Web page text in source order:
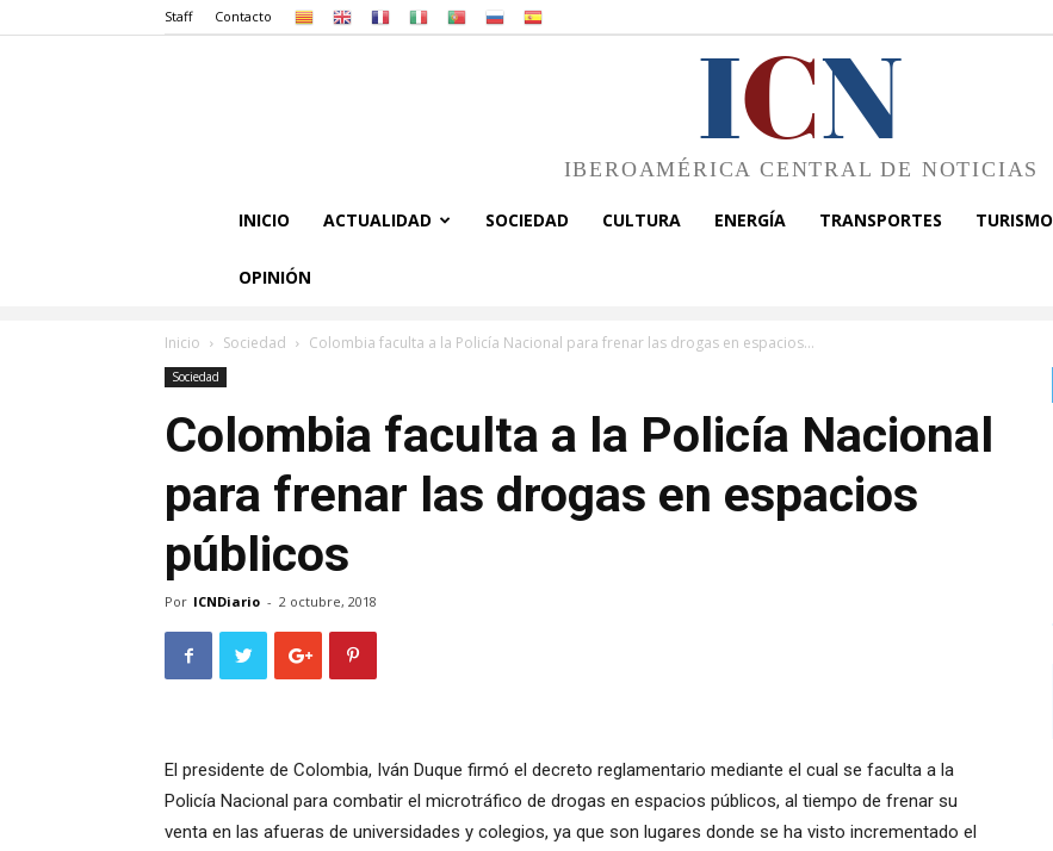
Staff Contacto
ICN
IBEROAMÉRICA CENTRAL DE NOTICIAS
INICIO ACTUALIDAD SOCIEDAD CULTURA ENERGÍA TRANSPORTES TURISMO
OPINIÓN
Inicio Sociedad Colombia faculta a la Policía Nacional para frenar las drogas en espacios...
Sociedad
Colombia faculta a la Policía Nacional
para frenar las drogas en espacios
públicos
Por ICNDiario - 2 octubre, 2018
El presidente de Colombia, Iván Duque firmó el decreto reglamentario mediante el cual se faculta a la
Policía Nacional para combatir el microtráfico de drogas en espacios públicos, al tiempo de frenar su
venta en las afueras de universidades y colegios, ya que son lugares donde se ha visto incrementado el